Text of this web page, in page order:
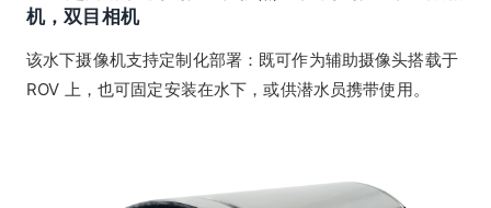
机，双目相机
该水下摄像机支持定制化部署：既可作为辅助摄像头搭载于
ROV 上，也可固定安装在水下，或供潜水员携带使用。